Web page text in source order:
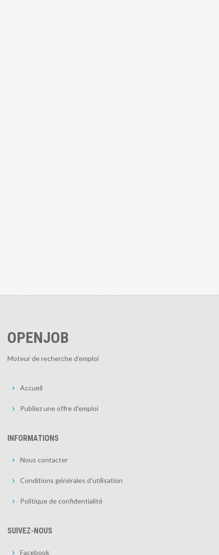
OPENJOB
Moteur de recherche d'emploi
Accueil
Publiez une offre d'emploi
INFORMATIONS
Nous contacter
Conditions générales d'utilisation
Politique de confidentialité
SUIVEZ-NOUS
Facebook